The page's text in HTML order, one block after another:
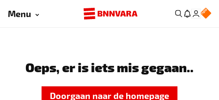
Menu
Oeps, er is iets mis gegaan..
Doorgaan naar de homepage